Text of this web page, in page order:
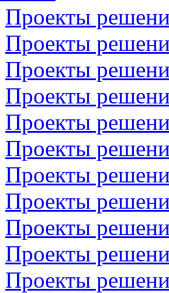
Проекты
Проекты
Проекты
Проекты
Проекты
Проекты
Проекты
Проекты
Проекты
Проекты
Проекты